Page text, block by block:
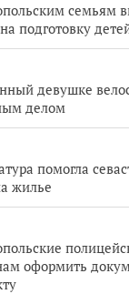
семьям
подготовку
девушке
делом
помогла
жилье
оформить